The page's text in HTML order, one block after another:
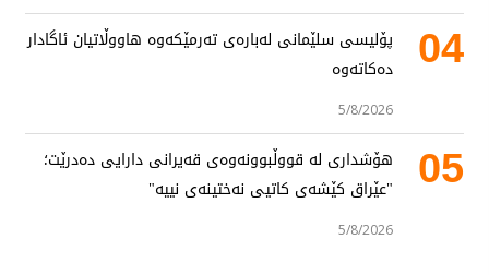
04
پۆلیسی سلێمانی لەبارەی تەرمێکەوە هاووڵاتیان ئاگادار
دەکاتەوە
5/8/2026
05
هۆشداری لە قووڵبوونەوەی قەیرانی دارایی دەدرێت؛
"عێراق کێشەی کاتیی نەختینەی نییە"
5/8/2026